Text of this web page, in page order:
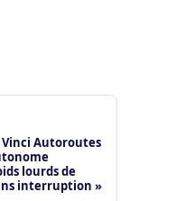
Vinci Autoroutes
lourds de
interruption »